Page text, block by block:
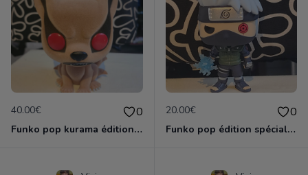
40.00€ 0
Funko pop kurama édition spéciale
20.00€ 0
Funko pop édition spéciale kakashi